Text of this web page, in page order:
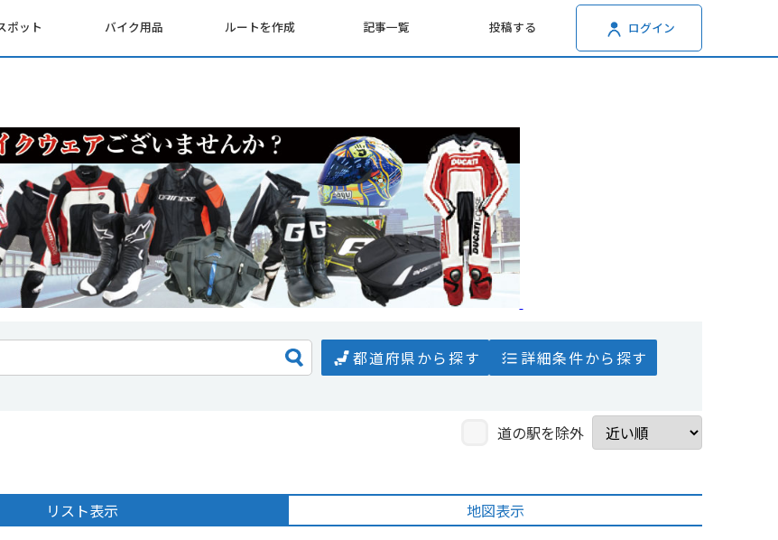
ポット バイク用品 ルートを作成 記事一覧 投稿する ログイン
都道府県から探す
詳細条件から探す
道の駅を除外
リスト表示 地図表示